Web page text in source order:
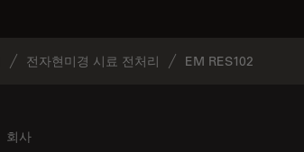
전자현미경 시료 전처리 EM RES102
회사